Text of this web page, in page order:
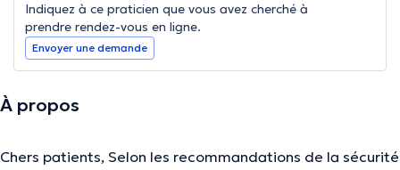
Indiquez à ce praticien que vous avez cherché à
prendre rendez-vous en ligne.
Envoyer une demande
À propos
Chers patients, Selon les recommandations de la sécurité